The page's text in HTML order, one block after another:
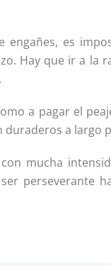
es
Hay que ir a la
a pagar el
duraderos a largo
con mucha
perseverante